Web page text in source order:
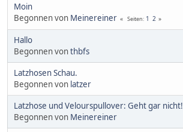
Moin
Begonnen von Meinereiner Seiten 1 2
Hallo
Begonnen vonthbfs
Latzhosen Schau.
Begonnen von latzer
Latzhose und Velourspullover: Geht gar nicht!
Begonnen von Meinereiner